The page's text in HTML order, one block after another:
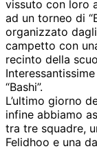
vissuto con loro
ad un torneo di
organizzato
campetto con
recinto della
“Bashi”.
L’ultimo giorno
infine abbiamo
tra tre squadre,
Felidhoo e una